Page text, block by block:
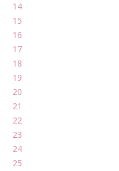
14
15
16
17
18
19
20
21
22
23
24
25